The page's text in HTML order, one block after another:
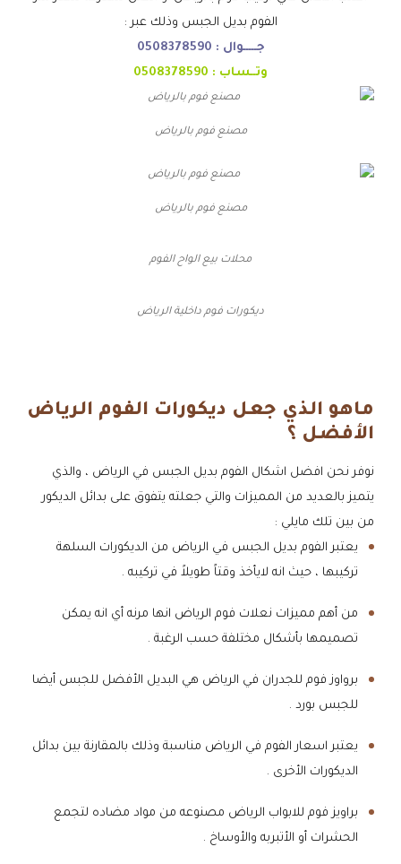
الفوم بديل الجبس وذلك عبر :
جـــــوال : 0508378590
وتــساب : 0508378590
مصنع فوم بالرياض
مصنع فوم بالرياض
محلات بيع الواح الفوم
ديكورات فوم داخلية الرياض
ماهو الذي جعل ديكورات الفوم الرياض
الأفضل ؟
نوفر نحن افضل اشكال الفوم بديل الجبس في الرياض ، والذي
يتميز بالعديد من المميزات والتي جعلته يتفوق على بدائل الديكور
من بين تلك مايلي :
يعتبر الفوم بديل الجبس في الرياض من الديكورات السلهة
تركيبها ، حيث انه لايأخذ وقتاً طويلاً في تركيبه .
من أهم مميزات نعلات فوم الرياض انها مرنه أي انه يمكن
تصميمها بأشكال مختلفة حسب الرغبة .
برواوز فوم للجدران في الرياض هي البديل الأفضل للجبس أيضا
للجبس بورد .
يعتبر اسعار الفوم في الرياض مناسبة وذلك بالمقارنة بين بدائل
الديكورات الأخرى .
براويز فوم للابواب الرياض مصنوعه من مواد مضاده لتجمع
الحشرات أو الأتبربه والأوساخ .